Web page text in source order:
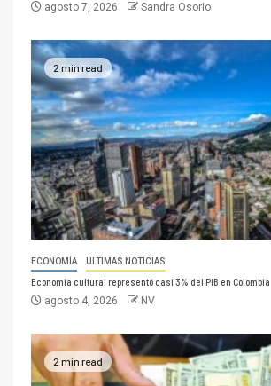
agosto 7, 2026 Sandra Osorio
2 min read
ECONOMÍA ÚLTIMAS NOTICIAS
Economía cultural representó casi 3% del PIB en Colombia
agosto 4, 2026 NV
2 min read